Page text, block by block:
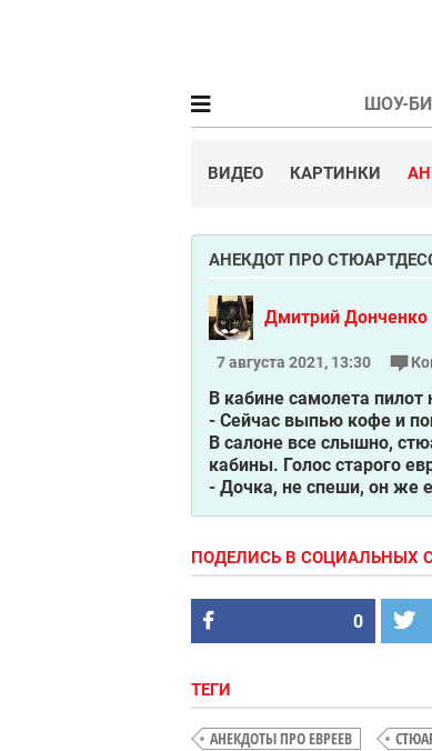
ШОУ-
ВИДЕО КАРТИНКИ
АНЕКДОТ ПРО
Дмитрий Донченко
7 августа 2021, 13:30
В кабине самолета
- Сейчас выпью кофе и
В салоне все слышно,
кабины. Голос старого
- Дочка, не спеши, он же
ПОДЕЛИСЬ В СОЦИАЛЬНЫХ
0
ТЕГИ
АНЕКДОТЫ ПРО ЕВРЕЕВ